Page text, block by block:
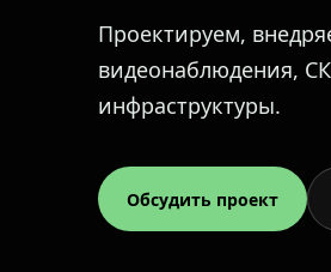
Проектируем,
видеонаблюдения,
инфраструктуры.
Обсудить проект